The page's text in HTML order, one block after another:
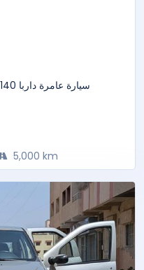
5,000 km